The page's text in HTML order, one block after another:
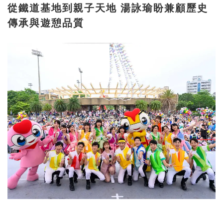
從鐵道基地到親子天地 湯詠瑜盼兼顧歷史
傳承與遊憩品質